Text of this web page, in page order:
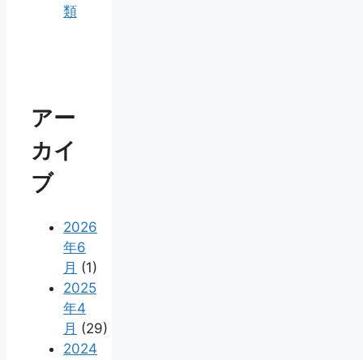
類
アー
カイ
ブ
2026
年6
月 (1)
2025
年4
月 (29)
2024